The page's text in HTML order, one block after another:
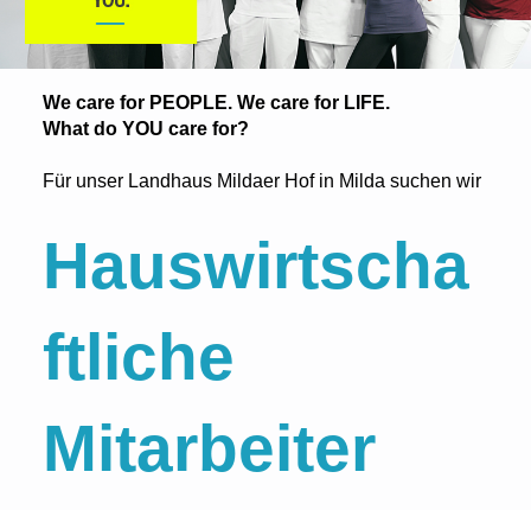
We care for PEOPLE. We care for LIFE.
What do YOU care for?
Für unser Landhaus Mildaer Hof in Milda suchen wir
Hauswirtscha
ftliche
Mitarbeiter